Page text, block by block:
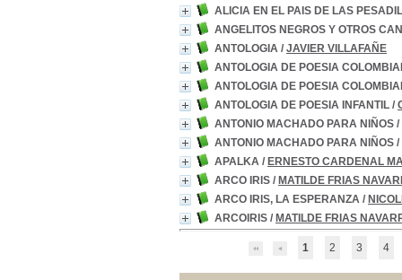
ALICIA EN EL PAIS DE LAS
ANGELITOS NEGROS Y OTROS
ANTOLOGIA / JAVIER VILLAFAÑE
ANTOLOGIA DE POESIA
ANTOLOGIA DE POESIA
ANTOLOGIA DE POESIA INFANTIL /
ANTONIO MACHADO PARA NIÑOS /
ANTONIO MACHADO PARA NIÑOS /
APALKA / ERNESTO CARDENAL
ARCO IRIS / MATILDE FRIAS
ARCO IRIS, LA ESPERANZA /
ARCOIRIS / MATILDE FRIAS
1 2 3 4